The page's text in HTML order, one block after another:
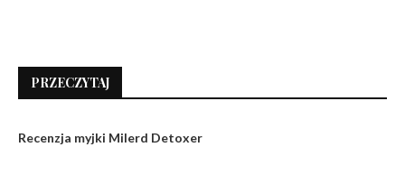
PRZECZYTAJ
Recenzja myjki Milerd Detoxer